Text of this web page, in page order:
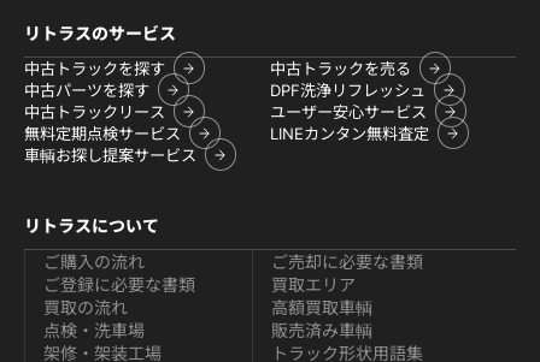
リトラスのサービス
中古トラックを探す
中古トラックを売る
中古パーツを探す
DPF洗浄リフレッシュ
中古トラックリース
ユーザー安心サービス
無料定期点検サービス
LINEカンタン無料査定
車輌お探し提案サービス
リトラスについて
ご購入の流れ
ご登録に必要な書類
買取の流れ
ご売却に必要な書類
買取エリア
高額買取車輌
点検・洗車場
架修・架装工場
販売済み車輌
トラック形状用語集